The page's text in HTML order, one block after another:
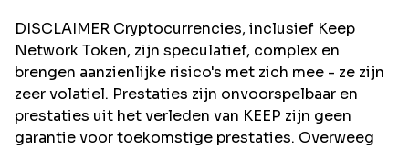
DISCLAIMER Cryptocurrencies, inclusief Keep
Network Token, zijn speculatief, complex en
brengen aanzienlijke risico's met zich mee - ze zijn
zeer volatiel. Prestaties zijn onvoorspelbaar en
prestaties uit het verleden van KEEP zijn geen
garantie voor toekomstige prestaties. Overweeg